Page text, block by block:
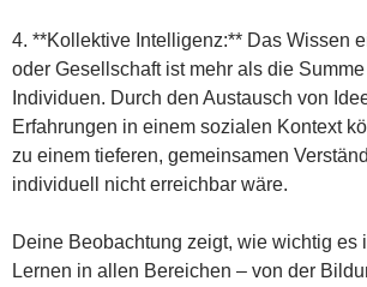
4. **Kollektive Intelligenz:** Das Wissen
oder Gesellschaft ist mehr als die
Individuen. Durch den Austausch von
Erfahrungen in einem sozialen Kontext
zu einem tieferen, gemeinsamen
individuell nicht erreichbar wäre.
Deine Beobachtung zeigt, wie wichtig es
Lernen in allen Bereichen – von der